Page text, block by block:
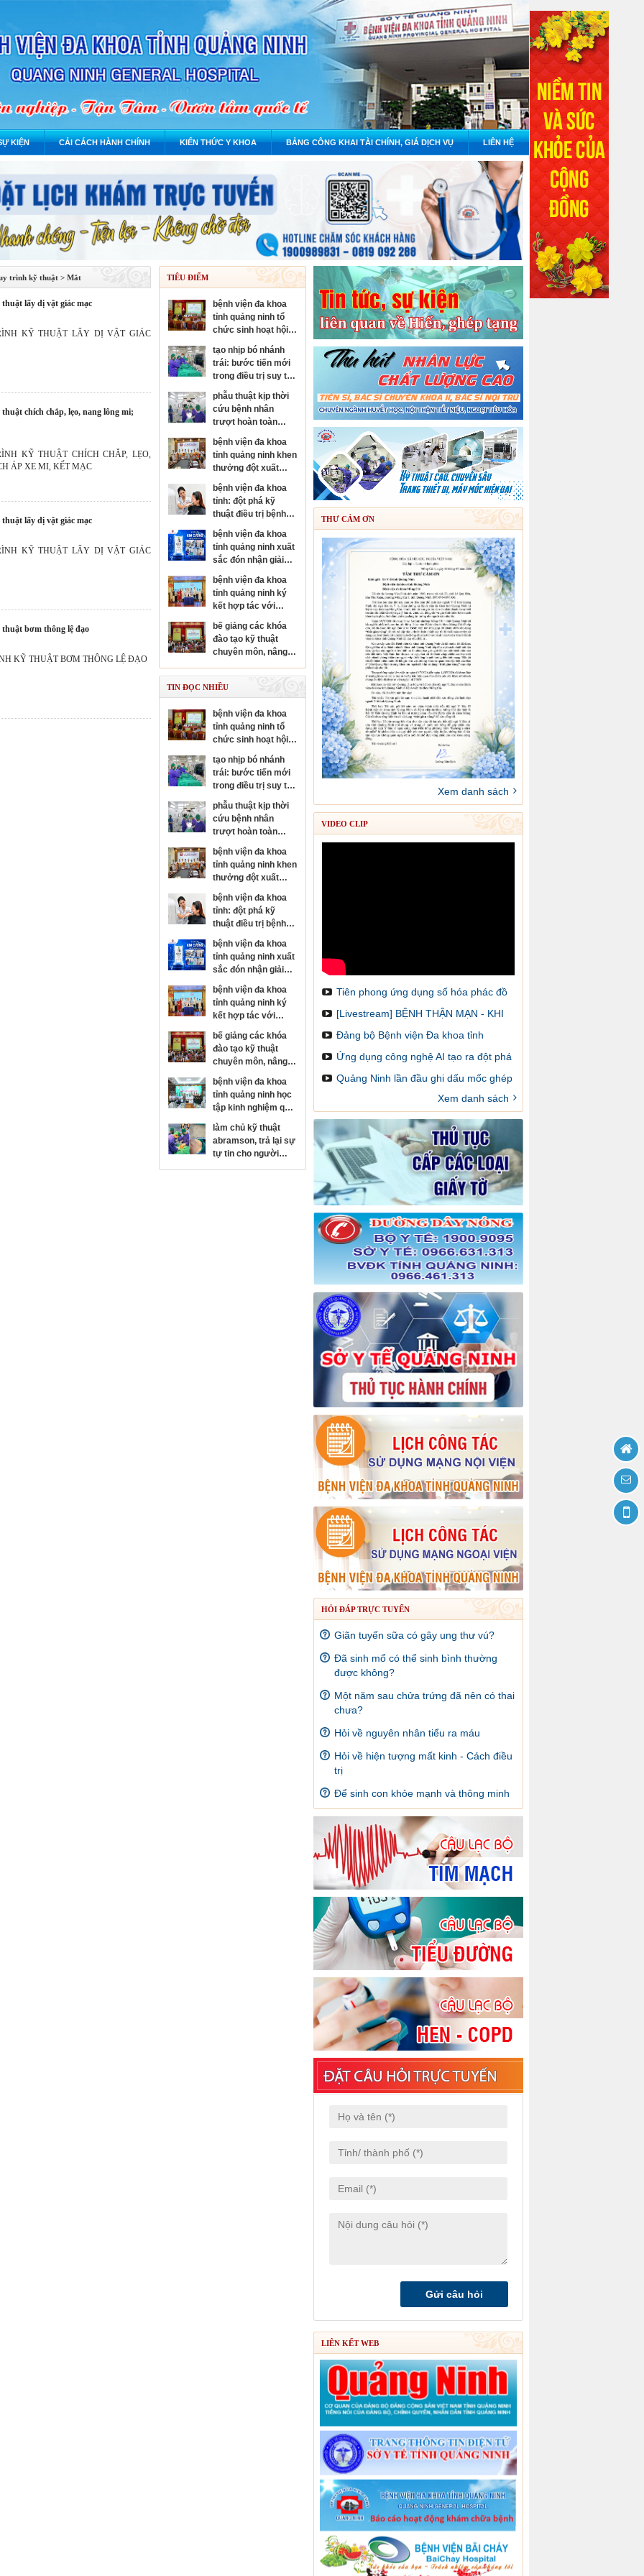
KIỆN CẢI CÁCH HÀNH CHÍNH KIẾN THỨC Y KHOA BẢNG CÔNG KHAI TÀI CHÍNH, GIÁ DỊCH VỤ LIÊN HỆ
trình kỹ thuật > Mắt
lấy dị vật giác mạc
LẤY DỊ VẬT GIÁC
CHÍCH CHẮP, LẸO,
ÁP XE MI, KẾT MẠC
lấy dị vật giác mạc
LẤY DỊ VẬT GIÁC
bơm thông lệ đạo
BẢNG KIỂM QUY TRÌNH KỸ THUẬT BƠM THÔNG LỆ ĐẠO
TIÊU ĐIỂM
bệnh viện đa khoa
tỉnh quảng ninh tổ
chức sinh hoạt hội
đồng người bệnh
cấp bệnh viện
tạo nhịp bó nhánh
trái: bước tiến mới
trong điều trị suy tim
và rối loạn nhịp tim
phẫu thuật kịp thời
cứu bệnh nhân
trượt hoàn toàn
thân đốt sống, sốc
tủy nặng
bệnh viện đa khoa
tỉnh quảng ninh khen
thưởng đột xuất
đơn nguyên đột quỵ
đạt danh hiệu kim
cương của hội đột
quỵ thế giới
bệnh viện đa khoa
tỉnh: đột phá kỹ
thuật điều trị bệnh
da liễu
bệnh viện đa khoa
tỉnh quảng ninh xuất
sắc đón nhận giải
thưởng kim cương
của hội đột quỵ thế
giới
bệnh viện đa khoa
tỉnh quảng ninh ký
kết hợp tác với
bệnh viện mắt trung
ương, phát triển
chuyên sâu chuyên
ngành nhãn khoa
bế giảng các khóa
đào tạo kỹ thuật
chuyên môn, nâng
sở
TIN ĐỌC NHIỀU
bệnh viện đa khoa
tỉnh quảng ninh tổ
chức sinh hoạt hội
đồng người bệnh
cấp bệnh viện
tạo nhịp bó nhánh
trái: bước tiến mới
trong điều trị suy tim
và rối loạn nhịp tim
phẫu thuật kịp thời
cứu bệnh nhân
trượt hoàn toàn
thân đốt sống, sốc
tủy nặng
bệnh viện đa khoa
tỉnh quảng ninh khen
thưởng đột xuất
đơn nguyên đột quỵ
đạt danh hiệu kim
cương của hội đột
quỵ thế giới
bệnh viện đa khoa
tỉnh: đột phá kỹ
thuật điều trị bệnh
da liễu
bệnh viện đa khoa
tỉnh quảng ninh xuất
sắc đón nhận giải
thưởng kim cương
của hội đột quỵ thế
giới
bệnh viện đa khoa
tỉnh quảng ninh ký
kết hợp tác với
bệnh viện mắt trung
ương, phát triển
chuyên sâu chuyên
ngành nhãn khoa
bế giảng các khóa
đào tạo kỹ thuật
chuyên môn, nâng
cao năng lực y tế cơ
sở
bệnh viện đa khoa
tỉnh quảng ninh học
tập kinh nghiệm quy
hoạch, xây dựng
bệnh viện hiện đại
tại bệnh viện trung
ương quân đội 108
làm chủ kỹ thuật
abramson, trả lại sự
tự tin cho người
THƯ CẢM ƠN
Xem danh sách
VIDEO CLIP
Tiên phong ứng dụng số hóa phác đồ
điều trị và cảnh báo dược lâm sàng
[Livestream] BỆNH THẬN MẠN - KHI
NÀO CẦN GHÉP THẬN VÀ LÀM SAO
Đảng bộ Bệnh viện Đa khoa tỉnh
Quảng Ninh: Một nhiệm kỳ đổi mới,
Ứng dụng công nghệ AI tạo ra đột phá
trong chẩn đoán hình ảnh y khoa
Quảng Ninh lần đầu ghi dấu mốc ghép
thận trên bản đồ ghép tạng Việt Nam
Xem danh sách
HỎI ĐÁP TRỰC TUYẾN
Giãn tuyến sữa có gây ung thư vú?
Đã sinh mổ có thể sinh bình thường
được không?
Một năm sau chửa trứng đã nên có thai
chưa?
Hỏi về nguyên nhân tiểu ra máu
Hỏi về hiện tượng mất kinh - Cách điều
trị
Để sinh con khỏe mạnh và thông minh
LIÊN KẾT WEB